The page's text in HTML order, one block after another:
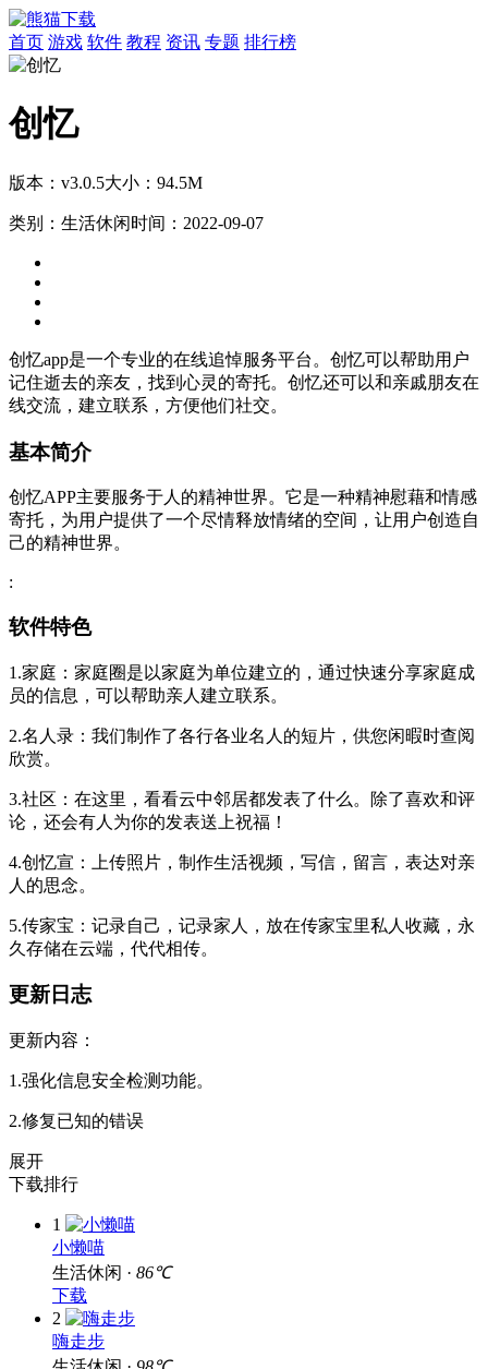
首页 游戏 软件 教程 资讯 专题 排行榜
创忆
版本：v3.0.5大小：94.5M
类别：生活休闲时间：2022-09-07
创忆app是一个专业的在线追悼服务平台。创忆可以帮助用户
记住逝去的亲友，找到心灵的寄托。创忆还可以和亲戚朋友在
线交流，建立联系，方便他们社交。
基本简介
创忆APP主要服务于人的精神世界。它是一种精神慰藉和情感
寄托，为用户提供了一个尽情释放情绪的空间，让用户创造自
己的精神世界。
:
软件特色
1.家庭：家庭圈是以家庭为单位建立的，通过快速分享家庭成
员的信息，可以帮助亲人建立联系。
2.名人录：我们制作了各行各业名人的短片，供您闲暇时查阅
欣赏。
3.社区：在这里，看看云中邻居都发表了什么。除了喜欢和评
论，还会有人为你的发表送上祝福！
4.创忆宣：上传照片，制作生活视频，写信，留言，表达对亲
人的思念。
5.传家宝：记录自己，记录家人，放在传家宝里私人收藏，永
久存储在云端，代代相传。
更新日志
更新内容：
1.强化信息安全检测功能。
2.修复已知的错误
展开
下载排行
1
小懒喵
生活休闲 · 86℃
下载
2
嗨走步
生活休闲 ·
98℃